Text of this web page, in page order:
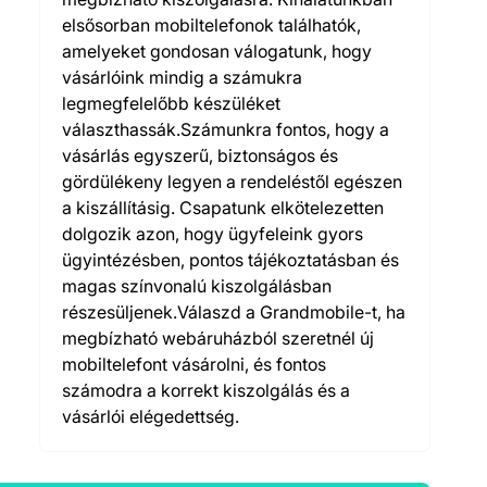
elsősorban mobiltelefonok találhatók,
amelyeket gondosan válogatunk, hogy
vásárlóink mindig a számukra
legmegfelelőbb készüléket
választhassák.Számunkra fontos, hogy a
vásárlás egyszerű, biztonságos és
gördülékeny legyen a rendeléstől egészen
a kiszállításig. Csapatunk elkötelezetten
dolgozik azon, hogy ügyfeleink gyors
ügyintézésben, pontos tájékoztatásban és
magas színvonalú kiszolgálásban
részesüljenek.Válaszd a Grandmobile-t, ha
megbízható webáruházból szeretnél új
mobiltelefont vásárolni, és fontos
számodra a korrekt kiszolgálás és a
vásárlói elégedettség.